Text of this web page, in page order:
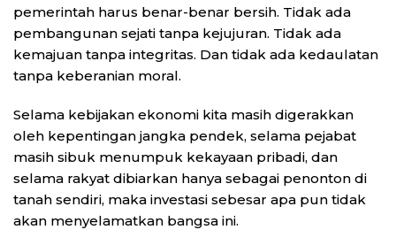
pemerintah harus benar-benar bersih. Tidak ada
pembangunan sejati tanpa kejujuran. Tidak ada
kemajuan tanpa integritas. Dan tidak ada kedaulatan
tanpa keberanian moral.
Selama kebijakan ekonomi kita masih digerakkan
oleh kepentingan jangka pendek, selama pejabat
masih sibuk menumpuk kekayaan pribadi, dan
selama rakyat dibiarkan hanya sebagai penonton di
tanah sendiri, maka investasi sebesar apa pun tidak
akan menyelamatkan bangsa ini.